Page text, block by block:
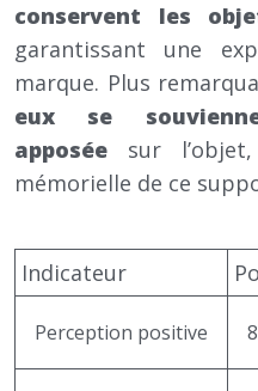
conservent les
garantissant une
marque. Plus
eux se
apposée sur l’objet,
mémorielle de ce
Indicateur
Perception positive